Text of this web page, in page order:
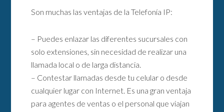
Son muchas las ventajas de la Telefonía IP:
– Puedes enlazar las diferentes sucursales con
solo extensiones, sin necesidad de realizar una
llamada local o de larga distancia.
– Contestar llamadas desde tu celular o desde
cualquier lugar con Internet. Es una gran ventaja
para agentes de ventas o el personal que viajan